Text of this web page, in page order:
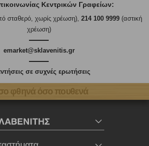
Κεντρικών Γραφείων:
σταθερό, χωρίς χρέωση), 214 100 9999(αστική
χρέωση)
emarket@sklavenitis.gr
σε συχνές ερωτήσεις
φθηνά όσο πουθενά